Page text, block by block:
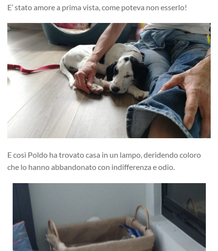
E’ stato amore a prima vista, come poteva non esserlo!
E così Poldo ha trovato casa in un lampo, deridendo coloro
che lo hanno abbandonato con indifferenza e odio.